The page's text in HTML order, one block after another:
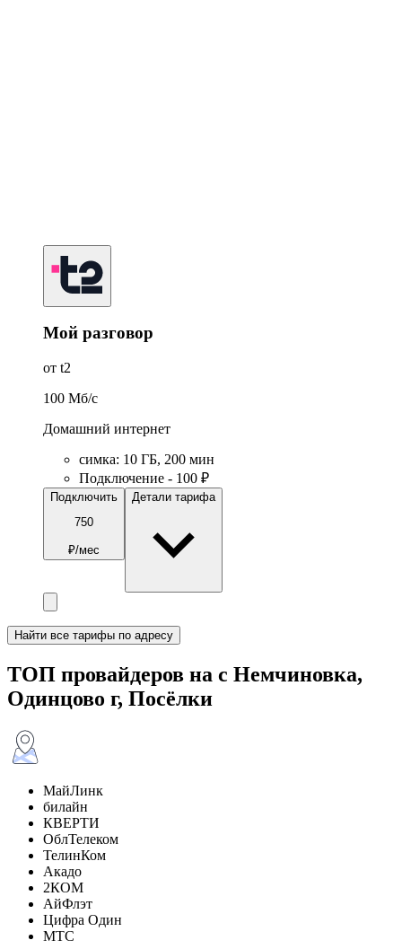
Мой разговор
от t2
100 Мб/c
Домашний интернет
симка: 10 ГБ, 200 мин
Подключение - 100 ₽
Подключить
750
₽/мес
Детали тарифа
Найти все тарифы по адресу
ТОП провайдеров на с Немчиновка,
Одинцово г, Посёлки
МайЛинк
билайн
КВЕРТИ
ОблТелеком
ТелинКом
Акадо
2КОМ
АйФлэт
Цифра Один
МТС